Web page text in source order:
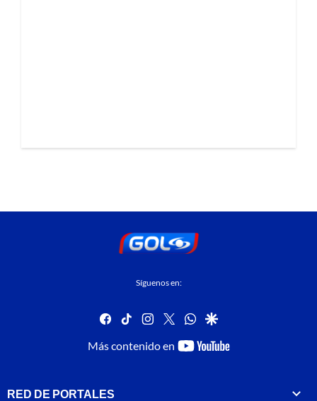
Síguenos en:
facebook
tiktok instagram
twitterwhatsapp
google
Más contenido en
youtube-
RED DE PORTALES